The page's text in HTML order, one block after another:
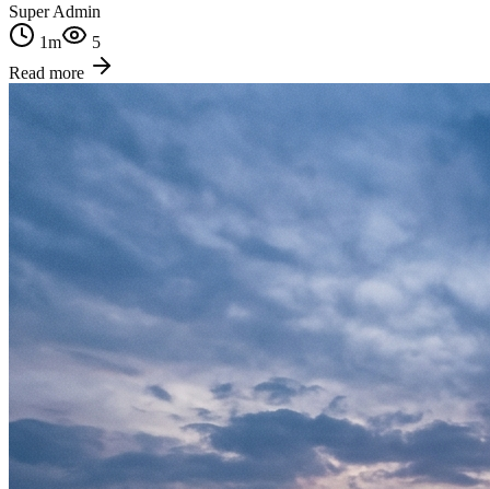
Super Admin
1m
5
Read more